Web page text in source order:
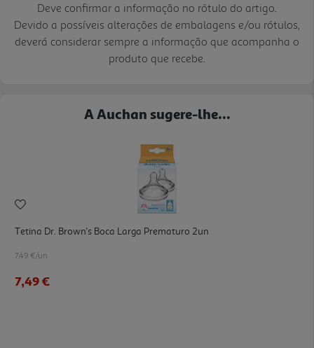
Deve confirmar a informação no rótulo do artigo.
Devido a possíveis alterações de embalagens e/ou rótulos,
deverá considerar sempre a informação que acompanha o
produto que recebe.
A Auchan sugere-lhe...
Tetina Dr. Brown's Boca Larga Prematuro 2un
7.49 €/un
7,49 €